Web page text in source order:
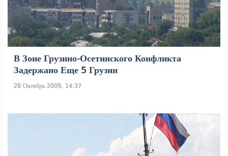
В Зоне Грузино-Осетинского Конфликта
Задержано Еще 5 Грузин
28 Октябрь 2009, 14:37